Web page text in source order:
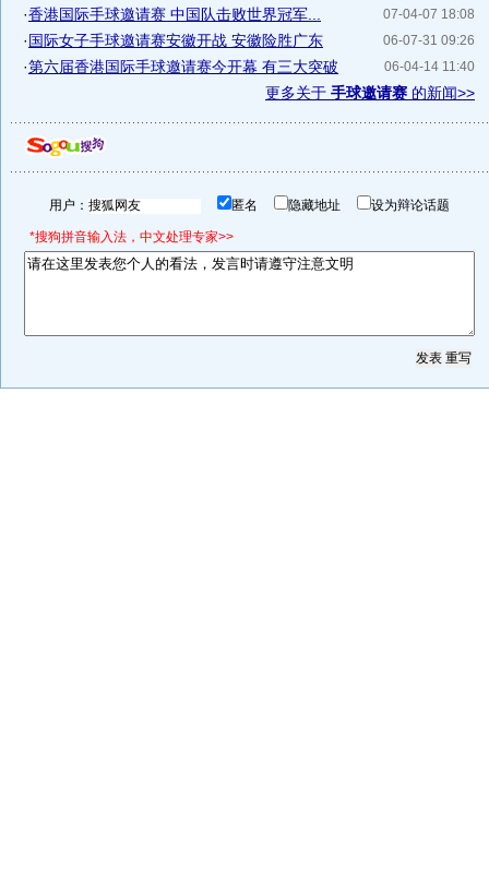
07-04-07 18:08
·香港国际手球邀请赛 中国队击败世界冠军...
06-07-31 09:26
·国际女子手球邀请赛安徽开战 安徽险胜广东
06-04-14 11:40
·第六届香港国际手球邀请赛今开幕 有三大突破
更多关于 手球邀请赛 的新闻>>
用户： 匿名 隐藏地址 设为辩论话题
*搜狗拼音输入法，中文处理专家>>